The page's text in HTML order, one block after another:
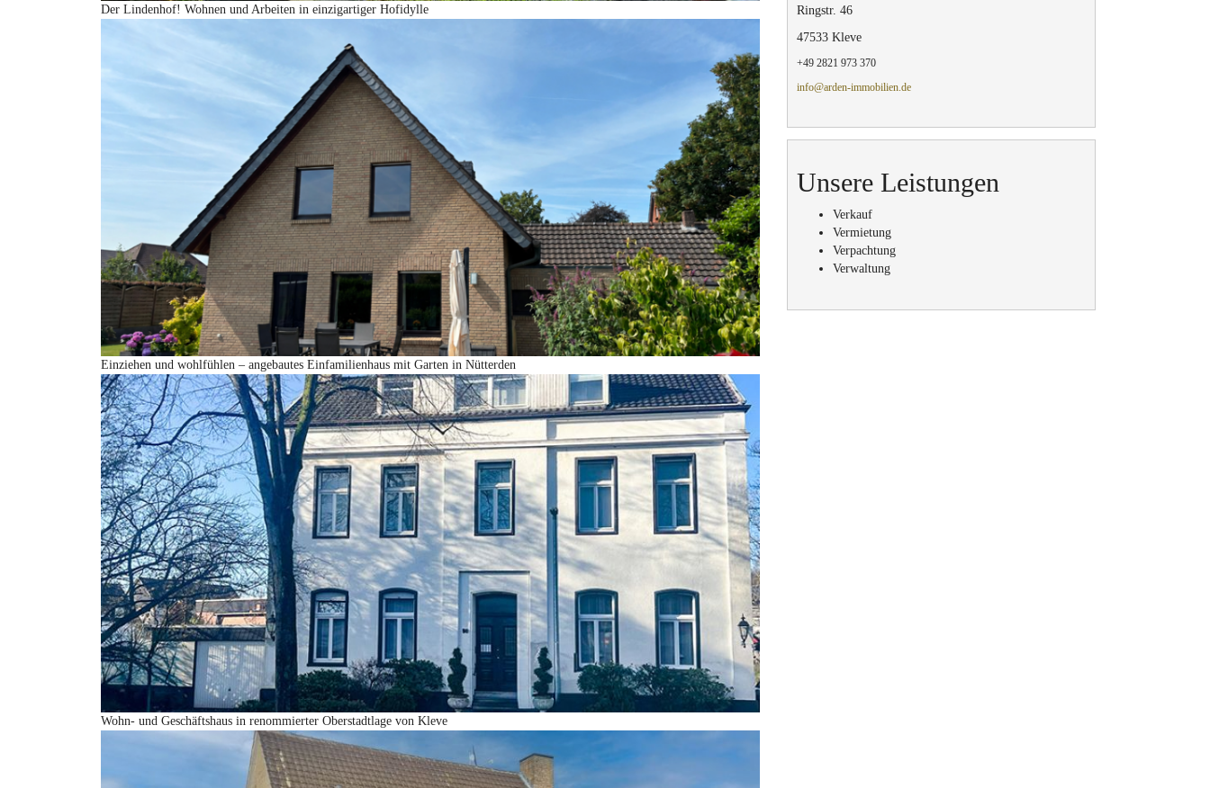
Der Lindenhof! Wohnen und Arbeiten in einzigartiger Hofidylle
Einziehen und wohlfühlen – angebautes Einfamilienhaus mit Garten in Nütterden
Wohn- und Geschäftshaus in renommierter Oberstadtlage von Kleve
Ringstr. 46
47533 Kleve
+49 2821 973 370
info@arden-immobilien.de
Unsere Leistungen
Verkauf
Vermietung
Verpachtung
Verwaltung